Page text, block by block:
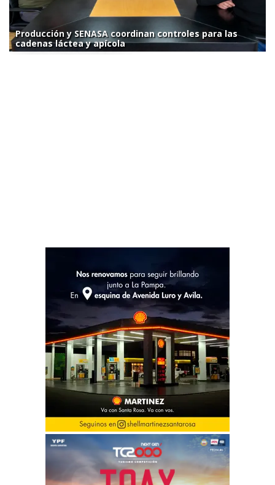
Producción y SENASA coordinan controles para las
cadenas láctea y apícola